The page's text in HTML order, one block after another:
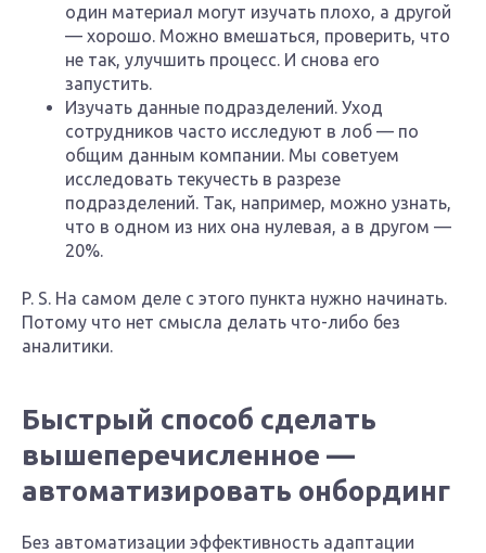
один материал могут изучать плохо, а другой
— хорошо. Можно вмешаться, проверить, что
не так, улучшить процесс. И снова его
запустить.
Изучать данные подразделений. Уход
сотрудников часто исследуют в лоб — по
общим данным компании. Мы советуем
исследовать текучесть в разрезе
подразделений. Так, например, можно узнать,
что в одном из них она нулевая, а в другом —
20%.
P. S. На самом деле с этого пункта нужно начинать.
Потому что нет смысла делать что-либо без
аналитики.
Быстрый способ сделать
вышеперечисленное —
автоматизировать онбординг
Без автоматизации эффективность адаптации